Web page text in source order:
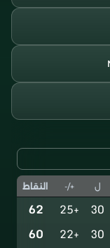
ل +/- النقاط
30
+25
62
30
+22
60